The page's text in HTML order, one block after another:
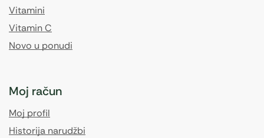
Vitamini
Vitamin C
Novo u ponudi
Moj račun
Moj profil
Historija narudžbi